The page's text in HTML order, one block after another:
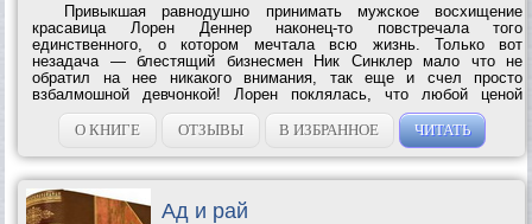
Привыкшая равнодушно принимать мужское восхищение
красавица Лорен Деннер наконец-то повстречала того
единственного, о котором мечтала всю жизнь. Только вот
незадача — блестящий бизнесмен Ник Синклер мало что не
обратил на нее никакого внимания, так еще и счел просто
взбалмошной девчонкой! Лорен поклялась, что любой ценой
покорит сердце Ника и заставит на коленях молить ее о...
О КНИГЕ
ОТЗЫВЫ В ИЗБРАННОЕ ЧИТАТЬ
Ад и рай